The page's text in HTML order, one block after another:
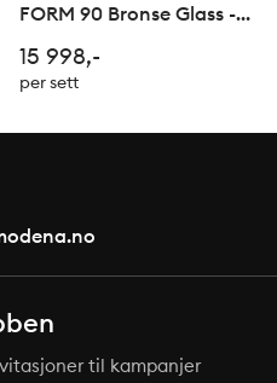
FORM 90 Bronse Glass -
15 998,-
per sett
til kampanjer